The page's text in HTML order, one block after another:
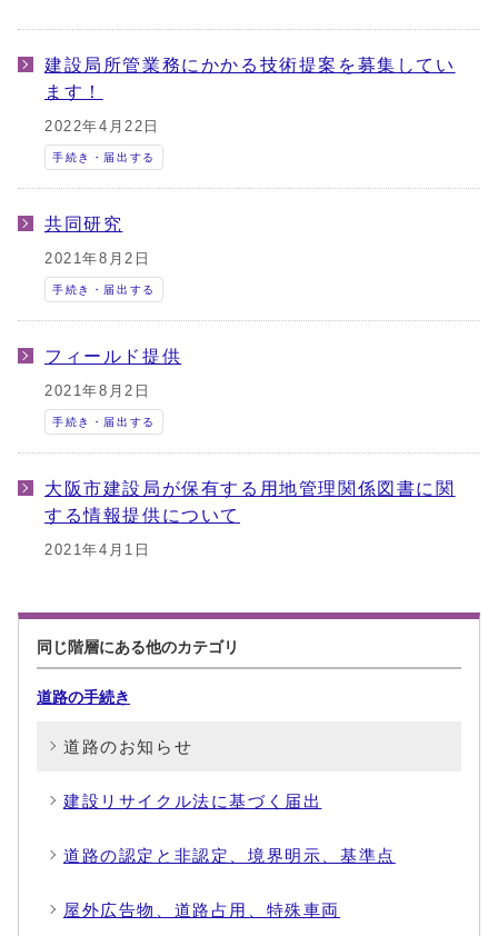
建設局所管業務にかかる技術提案を募集してい
ます！
2022年4月22日
手続き・届出する
共同研究
2021年8月2日
手続き・届出する
フィールド提供
2021年8月2日
手続き・届出する
大阪市建設局が保有する用地管理関係図書に関
する情報提供について
2021年4月1日
同じ階層にある他のカテゴリ
道路の手続き
道路のお知らせ
建設リサイクル法に基づく届出
道路の認定と非認定、境界明示、基準点
屋外広告物、道路占用、特殊車両